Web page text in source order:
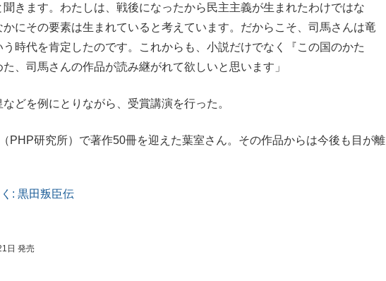
きます。わたしは、戦後になったから民主主義が生まれたわけではな
かにその要素は生まれていると考えています。だからこそ、司馬さんは竜
時代を肯定したのです。これからも、小説だけでなく『この国のかた
、司馬さんの作品が読み継がれて欲しいと思います」
どを例にとりながら、受賞講演を行った。
PHP研究所）で著作50冊を迎えた葉室さん。その作品からは今後も目が離
: 黒田叛臣伝
日 発売